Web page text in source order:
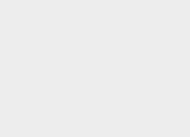
korisnika i
korisnika i
korisnika i